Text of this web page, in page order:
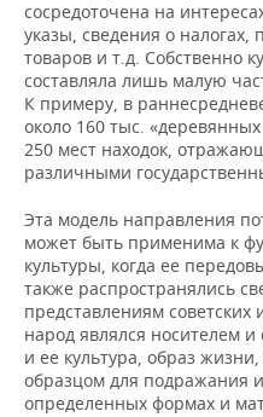
сосредоточена на
указы, сведения о налогах,
товаров и т.д. Собственно
составляла лишь малую
К примеру, в
около 160 тыс.
250 мест находок,
различными
Эта модель направления
может быть применима к
культуры, когда ее
также распространялись
представлениям советских
народ являлся носителем
и ее культура, образ
образцом для подражания
определенных формах и